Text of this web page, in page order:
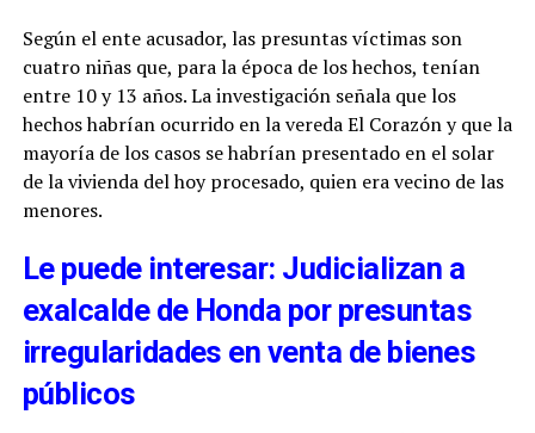
Según el ente acusador, las presuntas víctimas son
cuatro niñas que, para la época de los hechos, tenían
entre 10 y 13 años. La investigación señala que los
hechos habrían ocurrido en la vereda El Corazón y que la
mayoría de los casos se habrían presentado en el solar
de la vivienda del hoy procesado, quien era vecino de las
menores.
Le puede interesar: Judicializan a
exalcalde de Honda por presuntas
irregularidades en venta de bienes
públicos